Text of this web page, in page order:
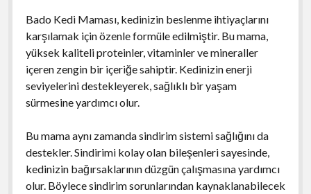
Bado Kedi Maması, kedinizin beslenme ihtiyaçlarını
karşılamak için özenle formüle edilmiştir. Bu mama,
yüksek kaliteli proteinler, vitaminler ve mineraller
içeren zengin bir içeriğe sahiptir. Kedinizin enerji
seviyelerini destekleyerek, sağlıklı bir yaşam
sürmesine yardımcı olur.
Bu mama aynı zamanda sindirim sistemi sağlığını da
destekler. Sindirimi kolay olan bileşenleri sayesinde,
kedinizin bağırsaklarının düzgün çalışmasına yardımcı
olur. Böylece sindirim sorunlarından kaynaklanabilecek